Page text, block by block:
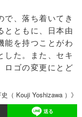
で、落ち着いてき
とともに、日本由
能を持つことがわ
した。また、セキ
ロゴの変更にとど
史（ Kouji Yoshizawa ）》
送る